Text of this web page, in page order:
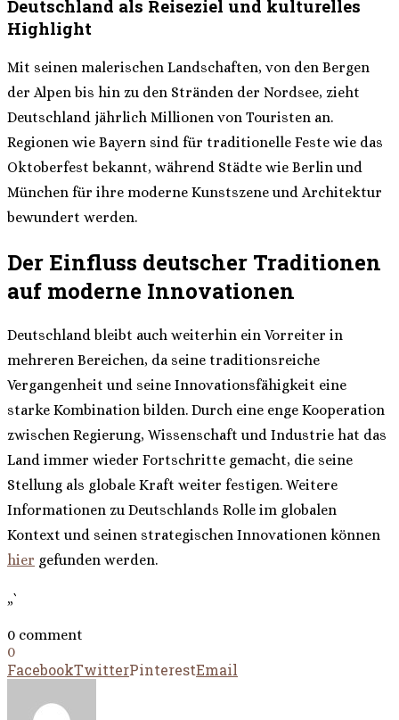
Deutschland als Reiseziel und kulturelles
Highlight
Mit seinen malerischen Landschaften, von den Bergen
der Alpen bis hin zu den Stränden der Nordsee, zieht
Deutschland jährlich Millionen von Touristen an.
Regionen wie Bayern sind für traditionelle Feste wie das
Oktoberfest bekannt, während Städte wie Berlin und
München für ihre moderne Kunstszene und Architektur
bewundert werden.
Der Einfluss deutscher Traditionen
auf moderne Innovationen
Deutschland bleibt auch weiterhin ein Vorreiter in
mehreren Bereichen, da seine traditionsreiche
Vergangenheit und seine Innovationsfähigkeit eine
starke Kombination bilden. Durch eine enge Kooperation
zwischen Regierung, Wissenschaft und Industrie hat das
Land immer wieder Fortschritte gemacht, die seine
Stellung als globale Kraft weiter festigen. Weitere
Informationen zu Deutschlands Rolle im globalen
Kontext und seinen strategischen Innovationen können
hier gefunden werden.
„`
0 comment
0
FacebookTwitterPinterestEmail